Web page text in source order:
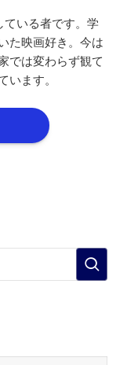
ている者です。学
た映画好き。今は
では変わらず観て
います。